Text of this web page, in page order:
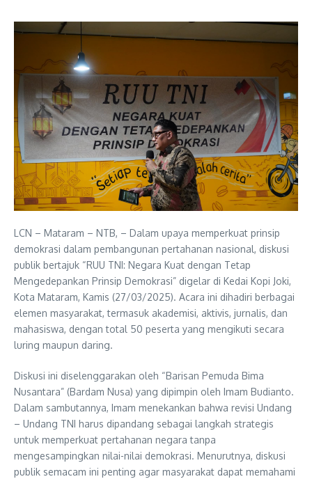
LCN – Mataram – NTB, – Dalam upaya memperkuat prinsip
demokrasi dalam pembangunan pertahanan nasional, diskusi
publik bertajuk “RUU TNI: Negara Kuat dengan Tetap
Mengedepankan Prinsip Demokrasi” digelar di Kedai Kopi Joki,
Kota Mataram, Kamis (27/03/2025). Acara ini dihadiri berbagai
elemen masyarakat, termasuk akademisi, aktivis, jurnalis, dan
mahasiswa, dengan total 50 peserta yang mengikuti secara
luring maupun daring.
Diskusi ini diselenggarakan oleh “Barisan Pemuda Bima
Nusantara” (Bardam Nusa) yang dipimpin oleh Imam Budianto.
Dalam sambutannya, Imam menekankan bahwa revisi Undang
– Undang TNI harus dipandang sebagai langkah strategis
untuk memperkuat pertahanan negara tanpa
mengesampingkan nilai-nilai demokrasi. Menurutnya, diskusi
publik semacam ini penting agar masyarakat dapat memahami